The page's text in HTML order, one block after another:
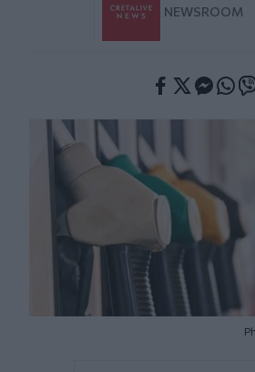
NEWSROOM